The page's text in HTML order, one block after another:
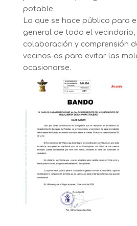
potable.
Lo que se hace público para
general de todo el
colaboración y comprensión
vecinos-as para evitar las
ocasionarse.